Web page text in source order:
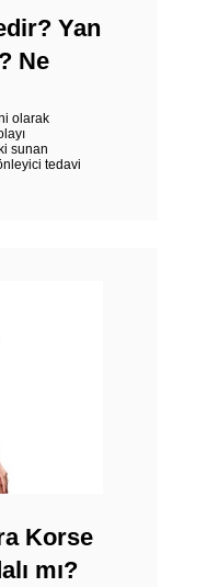
Yan
Ne
olarak
sunan
tedavi
Korse
mı?